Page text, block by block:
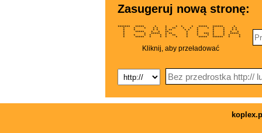
Zasugeruj nową stronę:
******* ***** * * * * * ***** ****** *
* * * * * * ** * * * * * * * *
* * * * * ** * * * * * * *
* ***** * * ** * * * * * *
* * ***** * ** * * *** * * *****
* * * * * * ** * * * * * * *
* ***** * * * * * ***** ****** * *
Kliknij, aby przeładować